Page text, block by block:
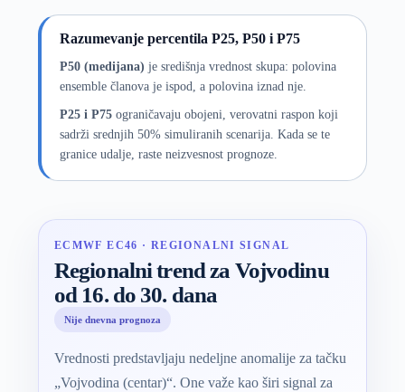
Razumevanje percentila P25, P50 i P75
P50 (medijana) je središnja vrednost skupa: polovina
ensemble članova je ispod, a polovina iznad nje.
P25 i P75ograničavaju obojeni, verovatni raspon koji
sadrži srednjih 50% simuliranih scenarija. Kada se te
granice udalje, raste neizvesnost prognoze.
ECMWF EC46 · REGIONALNI SIGNAL
Regionalni trend za Vojvodinu
od 16. do 30. dana
Nije dnevna prognoza
Vrednosti predstavljaju nedeljne anomalije za tačku
„Vojvodina (centar)“. One važe kao širi signal za